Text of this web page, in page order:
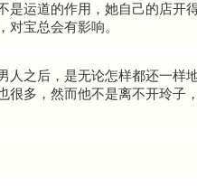
是运道的作用，她自己的店开
对宝总会有影响。
人之后，是无论怎样都还一样
很多，然而他不是离不开玲子